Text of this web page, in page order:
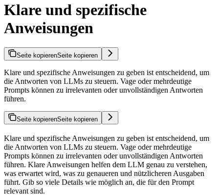
Klare und spezifische
Anweisungen
Seite kopierenSeite kopieren
Klare und spezifische Anweisungen zu geben ist entscheidend, um
die Antworten von LLMs zu steuern. Vage oder mehrdeutige
Prompts können zu irrelevanten oder unvollständigen Antworten
führen.
Seite kopierenSeite kopieren
Klare und spezifische Anweisungen zu geben ist entscheidend, um
die Antworten von LLMs zu steuern. Vage oder mehrdeutige
Prompts können zu irrelevanten oder unvollständigen Antworten
führen. Klare Anweisungen helfen dem LLM genau zu verstehen,
was erwartet wird, was zu genaueren und nützlicheren Ausgaben
führt. Gib so viele Details wie möglich an, die für den Prompt
relevant sind.